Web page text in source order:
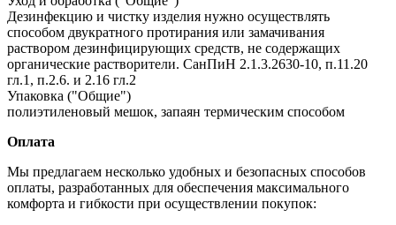
Дезинфекцию и чистку изделия нужно осуществлять
способом двукратного протирания или замачивания
раствором дезинфицирующих средств, не содержащих
органические растворители. СанПиН 2.1.3.2630-10, п.11.20
гл.1, п.2.6. и 2.16 гл.2
Упаковка ("Общие")
полиэтиленовый мешок, запаян термическим способом
Оплата
Мы предлагаем несколько удобных и безопасных способов
оплаты, разработанных для обеспечения максимального
комфорта и гибкости при осуществлении покупок: